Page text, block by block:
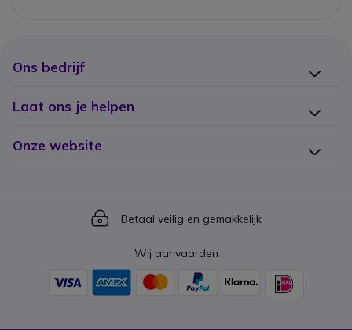
Ons bedrijf
Laat ons je helpen
Onze website
Icon
Betaal veilig en gemakkelijk
Wij aanvaarden